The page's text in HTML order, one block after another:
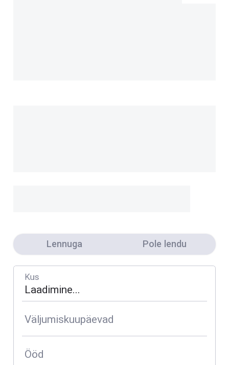
Lennuga Pole lendu
Kus
Väljumiskuupäevad
Ööd